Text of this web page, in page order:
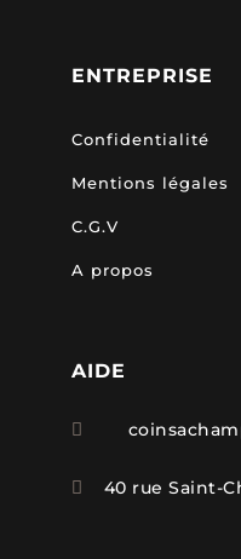
ENTREPRISE
Confidentialité
Mentions légales
C.G.V
A propos
AIDE

 40 rue Saint-